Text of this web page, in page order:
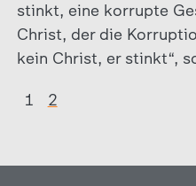
stinkt, eine korrupte
Christ, der die
kein Christ, er stinkt“,
1 2